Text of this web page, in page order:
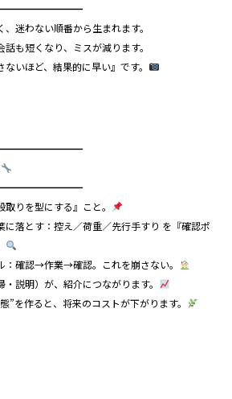
迷わない順番から生まれます。
も短くなり、ミスが減ります。
いほど、結果的に早い』です。
りを型にする』こと。
に落とす：控え／荷重／先行手すり を『確認ポ
：確認→作業→確認。これを崩さない。
説明）が、紹介につながります。
”を作ると、将来のコストが下がります。